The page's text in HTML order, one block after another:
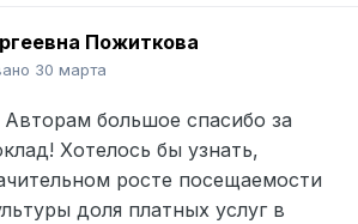
Пожиткова
30 марта
большое спасибо за
Хотелось бы узнать,
росте посещаемости
доля платных услуг в